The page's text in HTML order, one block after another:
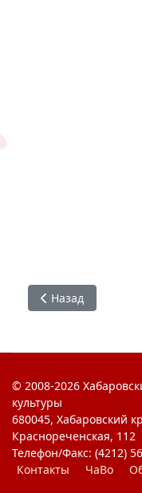
Предыдущий:
Назад
© 2008-2026
культуры
680045, Хабаровский
Краснореченская, 112
Телефон/Факс: (4212)
Контакты
ЧаВо